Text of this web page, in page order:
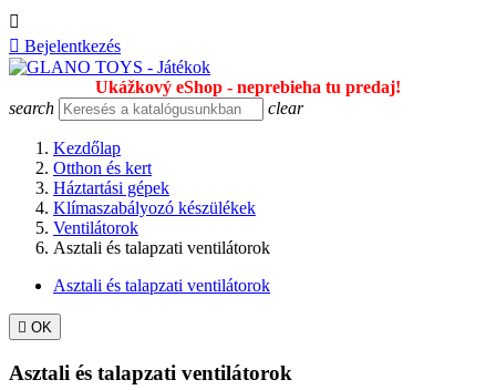

 Bejelentkezés
Ukážkový eShop - neprebieha tu predaj!
search
clear
Kezdőlap
Otthon és kert
Háztartási gépek
Klímaszabályozó készülékek
Ventilátorok
Asztali és talapzati ventilátorok
Asztali és talapzati ventilátorok
 OK
Asztali és talapzati ventilátorok